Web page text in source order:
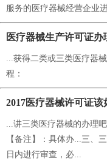
服务的医疗器械经营企业
医疗器械生产许可证
...获得二类或三类医疗器
程：
2017医疗器械许可证该
...讲三类医疗器械的办理
【备注】：具体办...三、
日内进行审查，必...